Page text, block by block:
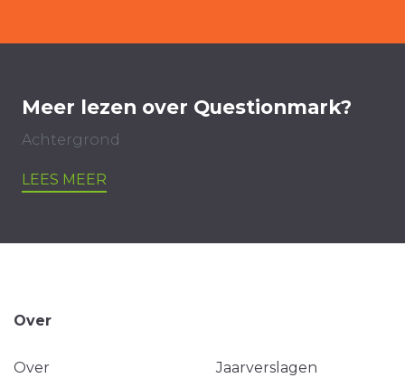
Meer lezen over Questionmark?
Achtergrond
LEES MEER
Over
Over Jaarverslagen